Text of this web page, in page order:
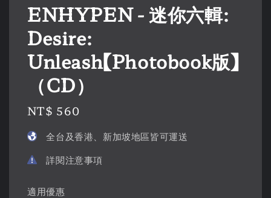
ENHYPEN - 迷你六輯:
Desire:
Unleash【Photobook版】
（CD）
Regular
NT$ 560
全台及香港、新加坡地區皆可運送
詳閱注意事項
適用優惠